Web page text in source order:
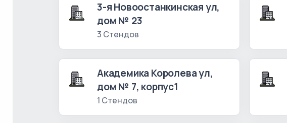
3-я Новоостанкинская ул,
дом № 23
3 Стендов
Академика Королева ул,
дом № 7, корпус1
1 Стендов